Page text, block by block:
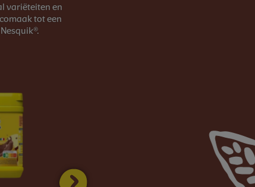
variëteiten en
tot een